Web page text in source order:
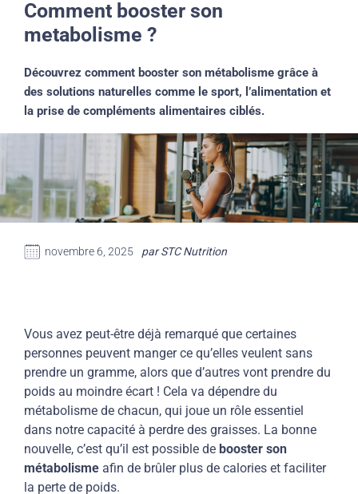
comment booster son
metabolisme ?
Découvrez comment booster son métabolisme grâce à
des solutions naturelles comme le sport, l’alimentation et
la prise de compléments alimentaires ciblés.
novembre 6, 2025 par STC Nutrition
Vous avez peut-être déjà remarqué que certaines
personnes peuvent manger ce qu’elles veulent sans
prendre un gramme, alors que d’autres vont prendre du
poids au moindre écart ! Cela va dépendre du
métabolisme de chacun, qui joue un rôle essentiel
dans notre capacité à perdre des graisses. La bonne
nouvelle, c’est qu’il est possible de booster son
métabolisme afin de brûler plus de calories et faciliter
la perte de poids.